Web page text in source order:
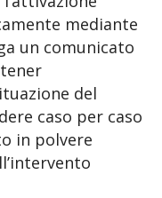
mediante
un comunicato
del
caso per caso
in polvere